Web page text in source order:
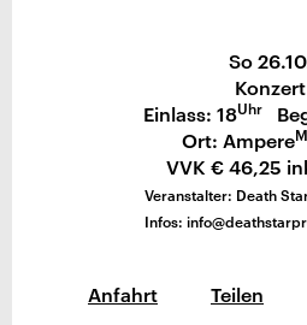
So
Konzert
Einlass: 18Uhr
Ort: Ampere
VVK € 46,25
Veranstalter: Death
Infos:
Anfahrt Teilen